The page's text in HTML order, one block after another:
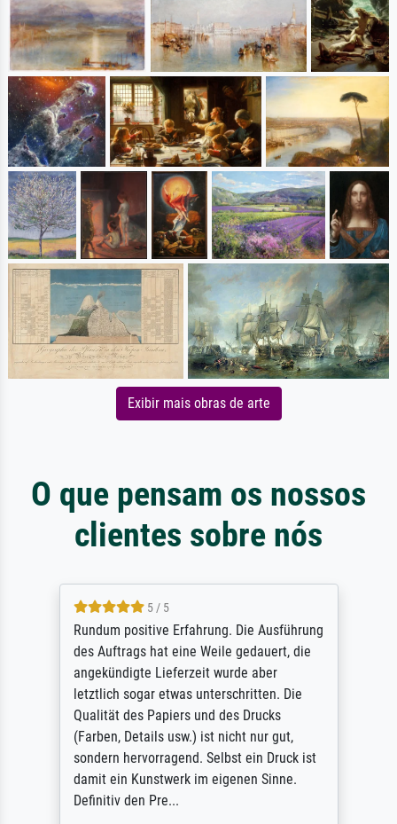
Exibir mais obras de arte
O que pensam os nossos
clientes sobre nós
5 / 5
Rundum positive Erfahrung. Die Ausführung
des Auftrags hat eine Weile gedauert, die
angekündigte Lieferzeit wurde aber
letztlich sogar etwas unterschritten. Die
Qualität des Papiers und des Drucks
(Farben, Details usw.) ist nicht nur gut,
sondern hervorragend. Selbst ein Druck ist
damit ein Kunstwerk im eigenen Sinne.
Definitiv den Pre...